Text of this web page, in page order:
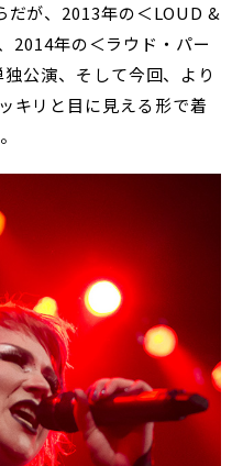
だが、2013年の＜LOUD &
2014年の＜ラウド・パー
公演、そして今回、より
キリと目に見える形で着